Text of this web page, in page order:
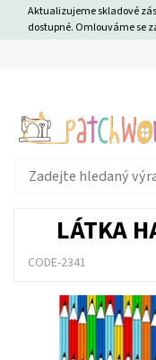
Aktualizujeme skladové
dostupné. Omlouváme se
LÁTKA
CODE-2341